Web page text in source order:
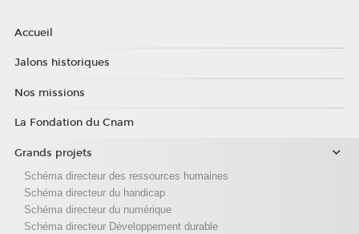
Accueil
Jalons historiques
Nos missions
La Fondation du Cnam
Grands projets
Schéma directeur des ressources humaines
Schéma directeur du handicap
Schéma directeur du numérique
Schéma directeur Développement durable